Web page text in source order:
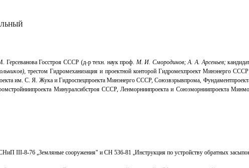
Госстроя СССР (д-р техн. наук проф. М. И. Смородинов; А. А. Арсеньев;
трестом Гидромеханизация и проектной конторой Гидромехпроект Минэнерго
им. С. Я. Жука и Гидроспецпроекта Минэнерго СССР, Союзвзрывпрома,
Минуралсибстроя СССР, Ленморниипроекта и Союзморниипроекта
III-8-76 „Земляные сооружения" и СН 536-81 „Инструкция по устройству обратных